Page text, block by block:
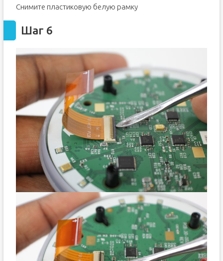
Снимите пластиковую белую рамку
Шаг 6